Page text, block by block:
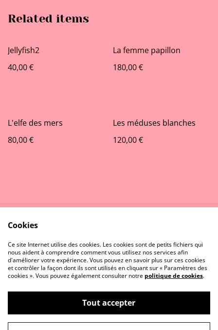
Related items
Jellyfish2
40,00 €
La femme papillon
180,00 €
L'elfe des mers
80,00 €
Les méduses blanches
120,00 €
Politique de
confidentialité
Politique de cookies
©2026Le Pinceau dans l'Œil
Cookies
Ce site Internet utilise des cookies. Les cookies sont de petits fichiers qui
nous aident à comprendre comment vous utilisez nos services afin
d'améliorer votre expérience. Vous pouvez en savoir plus sur ces cookies
et contrôler la façon dont ils sont utilisés en cliquant sur « Paramètres des
cookies ». Vous pouvez également consulter notre politique de cookies.
Tout accepter